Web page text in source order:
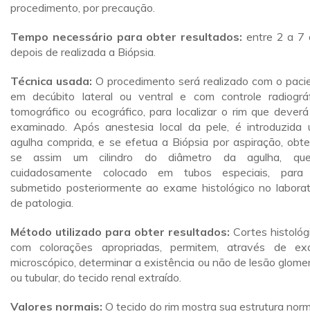
procedimento, por precaução.
Tempo necessário para obter resultados: entre 2 a 7
depois de realizada a Biópsia.
Técnica usada: O procedimento será realizado com o
em decúbito lateral ou ventral e com controle
tomográfico ou ecográfico, para localizar o rim que
examinado. Após anestesia local da pele, é introduzida
agulha comprida, e se efetua a Biópsia por aspiração,
se assim um cilindro do diâmetro da agulha,
cuidadosamente colocado em tubos especiais, para
submetido posteriormente ao exame histológico no
de patologia.
Método utilizado para obter resultados: Cortes
com colorações apropriadas, permitem, através de
microscópico, determinar a existência ou não de lesão
ou tubular, do tecido renal extraído.
Valores normais: O tecido do rim mostra sua estrutura